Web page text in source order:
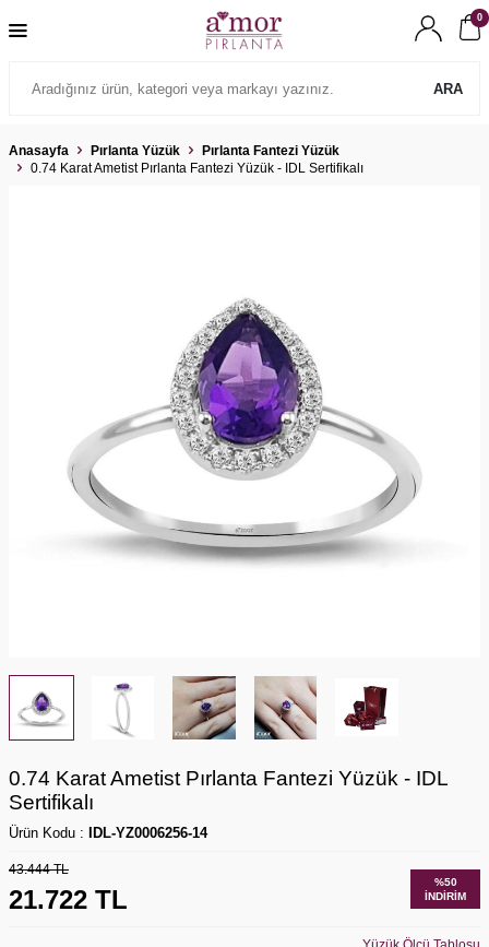
ARA
0
Anasayfa Pırlanta Yüzük
Pırlanta Fantezi Yüzük
0.74 Karat Ametist Pırlanta Fantezi Yüzük - IDL Sertifikalı
0.74 Karat Ametist Pırlanta Fantezi Yüzük - IDL
Sertifikalı
Ürün Kodu : IDL-YZ0006256-14
43.444TL
21.722 TL
%50
İNDIRIM